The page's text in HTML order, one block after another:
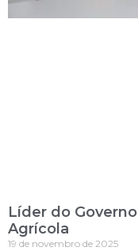
Líder do
Agrícola
19 de novembro de 2025